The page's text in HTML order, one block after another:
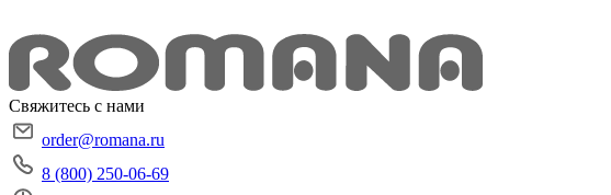
Свяжитесь с нами
order@romana.ru
8 (800) 250-06-69